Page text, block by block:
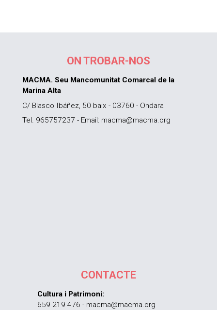
ON TROBAR-NOS
MACMA. Seu Mancomunitat Comarcal de la
Marina Alta
C/ Blasco Ibáñez, 50 baix - 03760 - Ondara
Tel. 965757237 - Email: macma@macma.org
CONTACTE
Cultura i Patrimoni:
659 219 476 - macma@macma.org